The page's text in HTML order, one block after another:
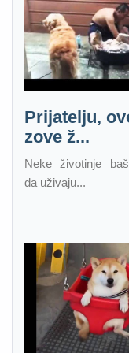
Prijatelju,
zove ž...
Neke životinje
da uživaju...